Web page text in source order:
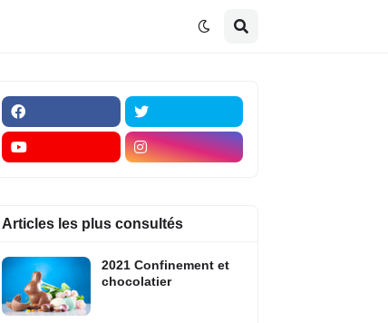
Articles les plus consultés
2021 Confinement et
chocolatier